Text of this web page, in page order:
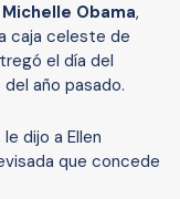
Michelle Obama,
caja celeste de
el día del
año pasado.
dijo a Ellen
que concede